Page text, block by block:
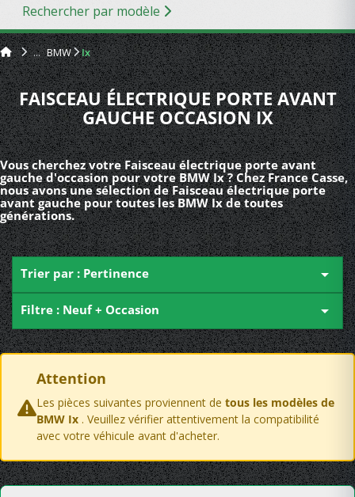
Rechercher par modèle
BMW Ix
FAISCEAU ÉLECTRIQUE PORTE AVANT
GAUCHE OCCASION IX
Vous cherchez votre Faisceau électrique porte avant
gauche d'occasion pour votre BMW Ix ? Chez France Casse,
nous avons une sélection de Faisceau électrique porte
avant gauche pour toutes les BMW Ix de toutes
générations.
Trier par : Pertinence 
Filtre : Neuf + Occasion 
Attention
Les pièces suivantes proviennent de tous les modèles de
BMW Ix . Veuillez vérifier attentivement la compatibilité
avec votre véhicule avant d'acheter.